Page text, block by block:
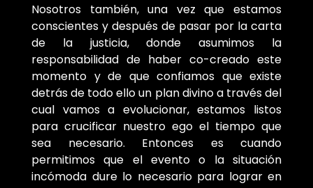
Nosotros también, una vez que estamos
conscientes y después de pasar por la carta
de la justicia, donde asumimos la
responsabilidad de haber co-creado este
momento y de que confiamos que existe
detrás de todo ello un plan divino a través del
cual vamos a evolucionar, estamos listos
para crucificar nuestro ego el tiempo que
sea necesario. Entonces es cuando
permitimos que el evento o la situación
incómoda dure lo necesario para lograr en